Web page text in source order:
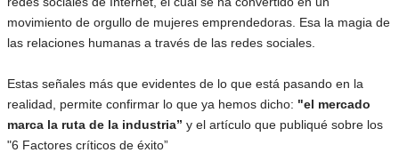
movimiento de orgullo de mujeres emprendedoras. Esa la magia de
las relaciones humanas a través de las redes sociales.
Estas señales más que evidentes de lo que está pasando en la
realidad, permite confirmar lo que ya hemos dicho: "el mercado
marca la ruta de la industria” y el artículo que publiqué sobre los
"6 Factores críticos de éxito”